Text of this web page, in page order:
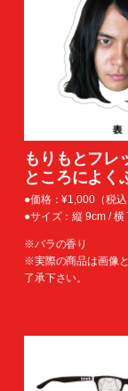
もりもとフレ
ところによく
●価格：¥1,000（税込
●サイズ：縦 9cm / 横
※バラの香り
※実際の商品は画像
了承下さい。